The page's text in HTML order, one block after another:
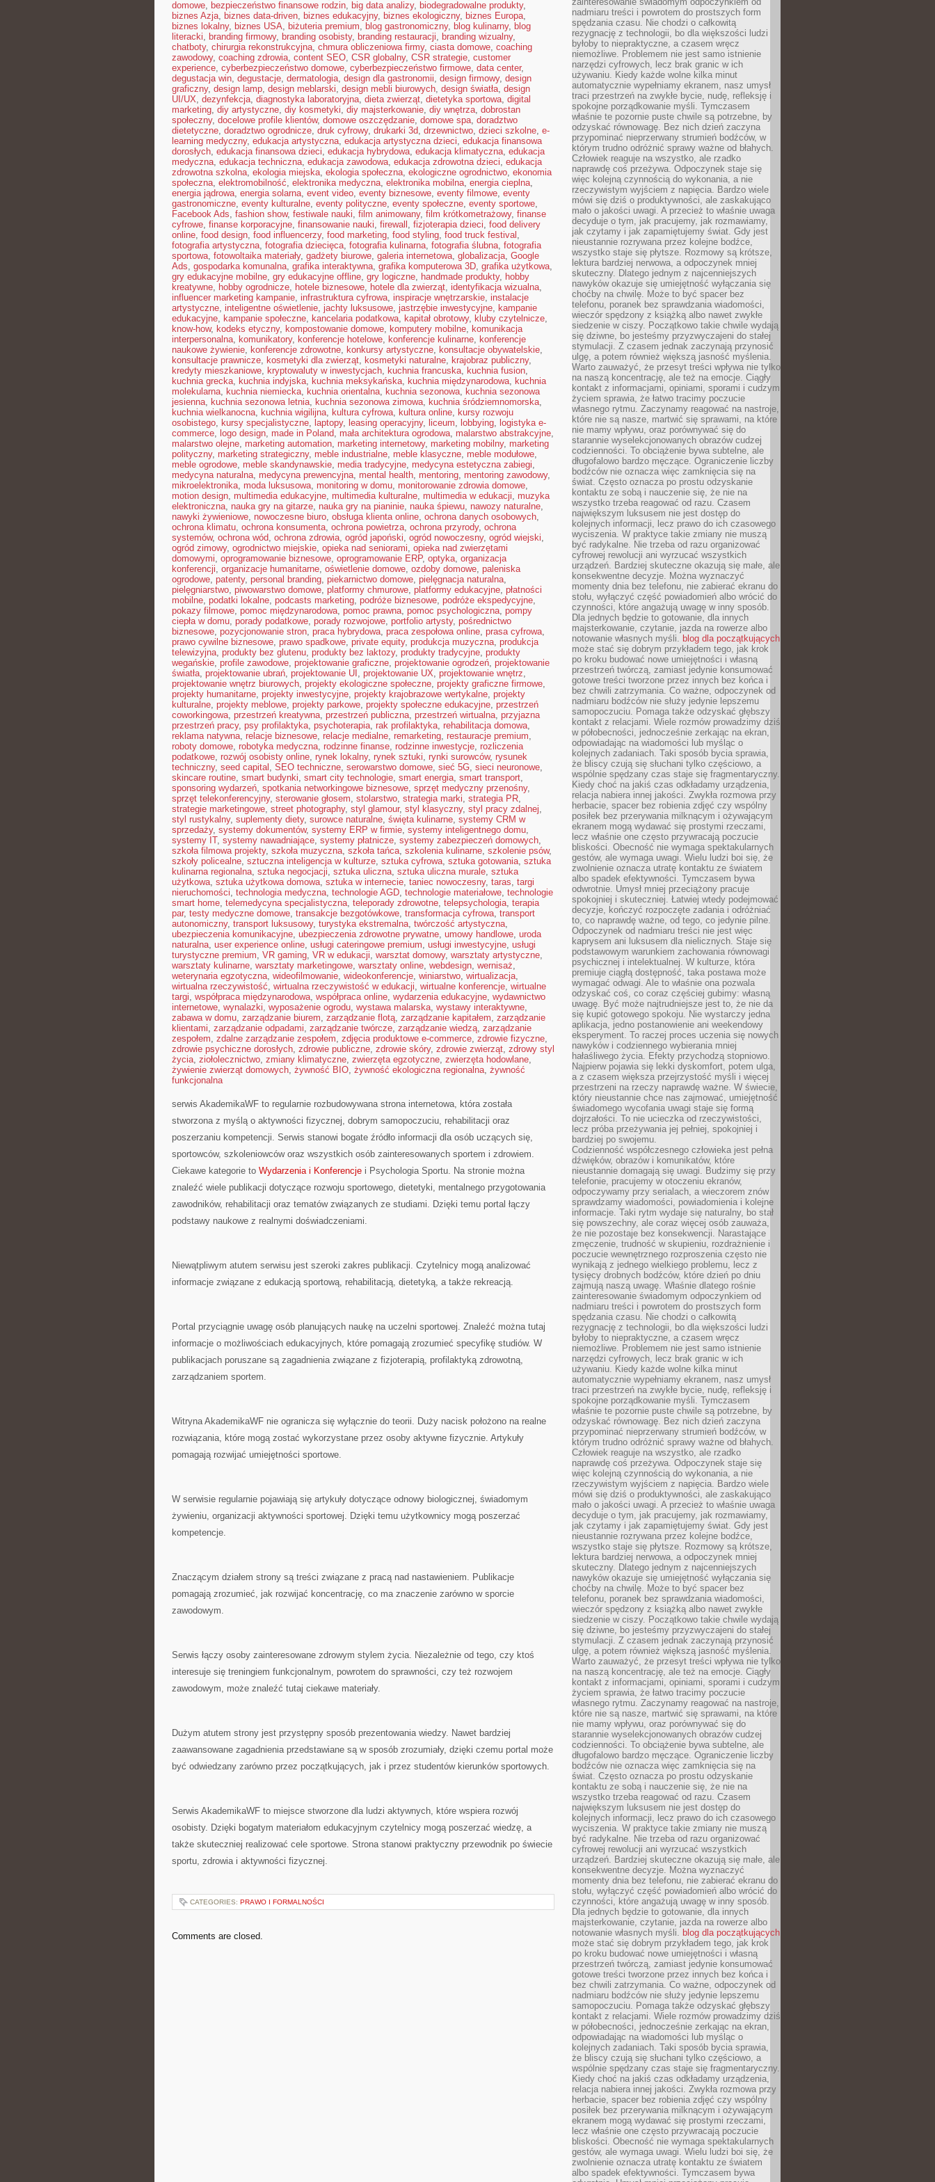
domowe, bezpieczeństwo finansowe rodzin, big data analizy, biodegradowalne produkty,
biznes Azja, biznes data-driven, biznes edukacyjny, biznes ekologiczny, biznes Europa,
biznes lokalny, biznes USA, biżuteria premium, blog gastronomiczny, blog kulinarny, blog
literacki, branding firmowy, branding osobisty, branding restauracji, branding wizualny,
chatboty, chirurgia rekonstrukcyjna, chmura obliczeniowa firmy, ciasta domowe, coaching
zawodowy, coaching zdrowia, content SEO, CSR globalny, CSR strategie, customer
experience, cyberbezpieczeństwo domowe, cyberbezpieczeństwo firmowe, data center,
degustacja win, degustacje, dermatologia, design dla gastronomii, design firmowy, design
graficzny, design lamp, design meblarski, design mebli biurowych, design światła, design
UI/UX, dezynfekcja, diagnostyka laboratoryjna, dieta zwierząt, dietetyka sportowa, digital
marketing, diy artystyczne, diy kosmetyki, diy majsterkowanie, diy wnętrza, dobrostan
społeczny, docelowe profile klientów, domowe oszczędzanie, domowe spa, doradztwo
dietetyczne, doradztwo ogrodnicze, druk cyfrowy, drukarki 3d, drzewnictwo, dzieci szkolne, e-
learning medyczny, edukacja artystyczna, edukacja artystyczna dzieci, edukacja finansowa
dorosłych, edukacja finansowa dzieci, edukacja hybrydowa, edukacja klimatyczna, edukacja
medyczna, edukacja techniczna, edukacja zawodowa, edukacja zdrowotna dzieci, edukacja
zdrowotna szkolna, ekologia miejska, ekologia społeczna, ekologiczne ogrodnictwo, ekonomia
społeczna, elektromobilność, elektronika medyczna, elektronika mobilna, energia cieplna,
energia jądrowa, energia solarna, event video, eventy biznesowe, eventy filmowe, eventy
gastronomiczne, eventy kulturalne, eventy polityczne, eventy społeczne, eventy sportowe,
Facebook Ads, fashion show, festiwale nauki, film animowany, film krótkometrażowy, finanse
cyfrowe, finanse korporacyjne, finansowanie nauki, firewall , fizjoterapia dzieci, food delivery
online, food design, food influencerzy, food marketing, food styling, food truck festival ,
fotografia artystyczna, fotografia dziecięca, fotografia kulinarna, fotografia ślubna, fotografia
sportowa, fotowoltaika materiały, gadżety biurowe, galeria internetowa, globalizacja, Google
Ads, gospodarka komunalna, grafika interaktywna, grafika komputerowa 3D, grafika użytkowa,
gry edukacyjne mobilne, gry edukacyjne offline, gry logiczne, handmade produkty, hobby
kreatywne, hobby ogrodnicze, hotele biznesowe, hotele dla zwierząt, identyfikacja wizualna,
influencer marketing kampanie, infrastruktura cyfrowa, inspiracje wnętrzarskie, instalacje
artystyczne, inteligentne oświetlenie, jachty luksusowe, jastrzębie inwestycyjne, kampanie
edukacyjne, kampanie społeczne, kancelaria podatkowa, kapitał obrotowy, kluby czytelnicze,
know-how, kodeks etyczny, kompostowanie domowe, komputery mobilne, komunikacja
interpersonalna, komunikatory, konferencje hotelowe, konferencje kulinarne, konferencje
naukowe żywienie, konferencje zdrowotne, konkursy artystyczne, konsultacje obywatelskie,
konsultacje prawnicze, kosmetyki dla zwierząt, kosmetyki naturalne, krajobraz publiczny,
kredyty mieszkaniowe, kryptowaluty w inwestycjach, kuchnia francuska, kuchnia fusion,
kuchnia grecka, kuchnia indyjska, kuchnia meksykańska, kuchnia międzynarodowa, kuchnia
molekularna, kuchnia niemiecka, kuchnia orientalna, kuchnia sezonowa, kuchnia sezonowa
jesienna, kuchnia sezonowa letnia, kuchnia sezonowa zimowa, kuchnia śródziemnomorska,
kuchnia wielkanocna, kuchnia wigilijna, kultura cyfrowa, kultura online, kursy rozwoju
osobistego, kursy specjalistyczne, laptopy, leasing operacyjny, liceum, lobbying, logistyka e-
commerce, logo design, made in Poland, mała architektura ogrodowa, malarstwo abstrakcyjne,
malarstwo olejne, marketing automation, marketing internetowy, marketing mobilny, marketing
polityczny, marketing strategiczny, meble industrialne, meble klasyczne, meble modułowe,
meble ogrodowe, meble skandynawskie, media tradycyjne, medycyna estetyczna zabiegi,
medycyna naturalna, medycyna prewencyjna, mental health, mentoring, mentoring zawodowy,
mikroelektronika, moda luksusowa, monitoring w domu, monitorowanie zdrowia domowe,
motion design, multimedia edukacyjne, multimedia kulturalne, multimedia w edukacji, muzyka
elektroniczna, nauka gry na gitarze, nauka gry na pianinie, nauka śpiewu, nawozy naturalne,
nawyki żywieniowe, nowoczesne biuro, obsługa klienta online, ochrona danych osobowych,
ochrona klimatu, ochrona konsumenta, ochrona powietrza, ochrona przyrody, ochrona
systemów, ochrona wód, ochrona zdrowia, ogród japoński, ogród nowoczesny, ogród wiejski,
ogród zimowy, ogrodnictwo miejskie, opieka nad seniorami, opieka nad zwierzętami
domowymi, oprogramowanie biznesowe, oprogramowanie ERP, optyka, organizacja
konferencji, organizacje humanitarne, oświetlenie domowe, ozdoby domowe, paleniska
ogrodowe, patenty, personal branding, piekarnictwo domowe, pielęgnacja naturalna,
pielęgniarstwo, piwowarstwo domowe, platformy chmurowe, platformy edukacyjne, płatności
mobilne, podatki lokalne, podcasts marketing, podróże biznesowe, podróże ekspedycyjne,
pokazy filmowe, pomoc międzynarodowa, pomoc prawna, pomoc psychologiczna, pompy
ciepła w domu, porady podatkowe, porady rozwojowe, portfolio artysty, pośrednictwo
biznesowe, pozycjonowanie stron, praca hybrydowa, praca zespołowa online, prasa cyfrowa,
prawo cywilne biznesowe, prawo spadkowe, private equity, produkcja muzyczna, produkcja
telewizyjna, produkty bez glutenu, produkty bez laktozy, produkty tradycyjne, produkty
wegańskie, profile zawodowe, projektowanie graficzne, projektowanie ogrodzeń, projektowanie
światła, projektowanie ubrań, projektowanie UI , projektowanie UX, projektowanie wnętrz,
projektowanie wnętrz biurowych, projekty ekologiczne społeczne, projekty graficzne firmowe,
projekty humanitarne, projekty inwestycyjne, projekty krajobrazowe wertykalne, projekty
kulturalne, projekty meblowe, projekty parkowe, projekty społeczne edukacyjne, przestrzeń
coworkingowa, przestrzeń kreatywna, przestrzeń publiczna, przestrzeń wirtualna, przyjazna
przestrzeń pracy, psy profilaktyka, psychoterapia, rak profilaktyka, rehabilitacja domowa,
reklama natywna, relacje biznesowe, relacje medialne, remarketing, restauracje premium,
roboty domowe, robotyka medyczna, rodzinne finanse, rodzinne inwestycje, rozliczenia
podatkowe, rozwój osobisty online, rynek lokalny, rynek sztuki, rynki surowców, rysunek
techniczny, seed capital , SEO techniczne, serowarstwo domowe, sieć 5G, sieci neuronowe,
skincare routine, smart budynki, smart city technologie, smart energia, smart transport,
sponsoring wydarzeń, spotkania networkingowe biznesowe, sprzęt medyczny przenośny,
sprzęt telekonferencyjny, sterowanie głosem, stolarstwo, strategia marki, strategia PR,
strategie marketingowe, street photography, styl glamour, styl klasyczny, styl pracy zdalnej,
styl rustykalny, suplementy diety, surowce naturalne, święta kulinarne, systemy CRM w
sprzedaży, systemy dokumentów, systemy ERP w firmie, systemy inteligentnego domu,
systemy IT, systemy nawadniające, systemy płatnicze, systemy zabezpieczeń domowych,
szkoła filmowa projekty, szkoła muzyczna, szkoła tańca, szkolenia kulinarne, szkolenie psów,
szkoły policealne, sztuczna inteligencja w kulturze, sztuka cyfrowa, sztuka gotowania, sztuka
kulinarna regionalna, sztuka negocjacji, sztuka uliczna, sztuka uliczna murale, sztuka
użytkowa, sztuka użytkowa domowa, sztuka w internecie, taniec nowoczesny, taras, targi
nieruchomości, technologia medyczna, technologie AGD, technologie materiałowe, technologie
smart home, telemedycyna specjalistyczna, teleporady zdrowotne, telepsychologia, terapia
par, testy medyczne domowe, transakcje bezgotówkowe, transformacja cyfrowa, transport
autonomiczny, transport luksusowy, turystyka ekstremalna, twórczość artystyczna,
ubezpieczenia komunikacyjne, ubezpieczenia zdrowotne prywatne, umowy handlowe, uroda
naturalna, user experience online, usługi cateringowe premium, usługi inwestycyjne, usługi
turystyczne premium, VR gaming, VR w edukacji, warsztat domowy, warsztaty artystyczne,
warsztaty kulinarne, warsztaty marketingowe, warsztaty online, webdesign, wernisaż,
weterynaria egzotyczna, wideofilmowanie, wideokonferencje, winiarstwo, wirtualizacja,
wirtualna rzeczywistość, wirtualna rzeczywistość w edukacji, wirtualne konferencje, wirtualne
targi, współpraca międzynarodowa, współpraca online, wydarzenia edukacyjne, wydawnictwo
internetowe, wynalazki, wyposażenie ogrodu, wystawa malarska, wystawy interaktywne,
zabawa w domu, zarządzanie biurem, zarządzanie flotą, zarządzanie kapitałem, zarządzanie
klientami, zarządzanie odpadami, zarządzanie twórcze, zarządzanie wiedzą, zarządzanie
zespołem, zdalne zarządzanie zespołem, zdjęcia produktowe e-commerce, zdrowie fizyczne,
zdrowie psychiczne dorosłych, zdrowie publiczne, zdrowie skóry, zdrowie zwierząt, zdrowy styl
życia, ziołolecznictwo, zmiany klimatyczne, zwierzęta egzotyczne, zwierzęta hodowlane,
żywienie zwierząt domowych, żywność BIO, żywność ekologiczna regionalna, żywność
funkcjonalna
serwis AkademikaWF to regularnie rozbudowywana strona internetowa, która została
stworzona z myślą o aktywności fizycznej, dobrym samopoczuciu, rehabilitacji oraz
poszerzaniu kompetencji. Serwis stanowi bogate źródło informacji dla osób uczących się,
sportowców, szkoleniowców oraz wszystkich osób zainteresowanych sportem i zdrowiem.
Ciekawe kategorie to Wydarzenia i Konferencje i Psychologia Sportu. Na stronie można
znaleźć wiele publikacji dotyczące rozwoju sportowego, dietetyki, mentalnego przygotowania
zawodników, rehabilitacji oraz tematów związanych ze studiami. Dzięki temu portal łączy
podstawy naukowe z realnymi doświadczeniami.
Niewątpliwym atutem serwisu jest szeroki zakres publikacji. Czytelnicy mogą analizować
informacje związane z edukacją sportową, rehabilitacją, dietetyką, a także rekreacją.
Portal przyciągnie uwagę osób planujących naukę na uczelni sportowej. Znaleźć można tutaj
informacje o możliwościach edukacyjnych, które pomagają zrozumieć specyfikę studiów. W
publikacjach poruszane są zagadnienia związane z fizjoterapią, profilaktyką zdrowotną,
zarządzaniem sportem.
Witryna AkademikaWF nie ogranicza się wyłącznie do teorii. Duży nacisk położono na realne
rozwiązania, które mogą zostać wykorzystane przez osoby aktywne fizycznie. Artykuły
pomagają rozwijać umiejętności sportowe.
W serwisie regularnie pojawiają się artykuły dotyczące odnowy biologicznej, świadomym
żywieniu, organizacji aktywności sportowej. Dzięki temu użytkownicy mogą poszerzać
kompetencje.
Znaczącym działem strony są treści związane z pracą nad nastawieniem. Publikacje
pomagają zrozumieć, jak rozwijać koncentrację, co ma znaczenie zarówno w sporcie
zawodowym.
Serwis łączy osoby zainteresowane zdrowym stylem życia. Niezależnie od tego, czy ktoś
interesuje się treningiem funkcjonalnym, powrotem do sprawności, czy też rozwojem
zawodowym, może znaleźć tutaj ciekawe materiały.
Dużym atutem strony jest przystępny sposób prezentowania wiedzy. Nawet bardziej
zaawansowane zagadnienia przedstawiane są w sposób zrozumiały, dzięki czemu portal może
być odwiedzany zarówno przez początkujących, jak i przez studentów kierunków sportowych.
Serwis AkademikaWF to miejsce stworzone dla ludzi aktywnych, które wspiera rozwój
osobisty. Dzięki bogatym materiałom edukacyjnym czytelnicy mogą poszerzać wiedzę, a
także skuteczniej realizować cele sportowe. Strona stanowi praktyczny przewodnik po świecie
sportu, zdrowia i aktywności fizycznej.
CATEGORIES: PRAWO I FORMALNOŚCI
Comments are closed.
nadmiaru treści i powrotem do prostszych form
spędzania czasu. Nie chodzi o całkowitą
rezygnację z technologii, bo dla większości ludzi
byłoby to niepraktyczne, a czasem wręcz
niemożliwe. Problemem nie jest samo istnienie
narzędzi cyfrowych, lecz brak granic w ich
używaniu. Kiedy każde wolne kilka minut
automatycznie wypełniamy ekranem, nasz umysł
traci przestrzeń na zwykłe bycie, nudę, refleksję i
spokojne porządkowanie myśli. Tymczasem
właśnie te pozornie puste chwile są potrzebne, by
odzyskać równowagę. Bez nich dzień zaczyna
przypominać nieprzerwany strumień bodźców, w
którym trudno odróżnić sprawy ważne od błahych.
Człowiek reaguje na wszystko, ale rzadko
naprawdę coś przeżywa. Odpoczynek staje się
więc kolejną czynnością do wykonania, a nie
rzeczywistym wyjściem z napięcia. Bardzo wiele
mówi się dziś o produktywności, ale zaskakująco
mało o jakości uwagi. A przecież to właśnie uwaga
decyduje o tym, jak pracujemy, jak rozmawiamy,
jak czytamy i jak zapamiętujemy świat. Gdy jest
nieustannie rozrywana przez kolejne bodźce,
wszystko staje się płytsze. Rozmowy są krótsze,
lektura bardziej nerwowa, a odpoczynek mniej
skuteczny. Dlatego jednym z najcenniejszych
nawyków okazuje się umiejętność wyłączania się
choćby na chwilę. Może to być spacer bez
telefonu, poranek bez sprawdzania wiadomości,
wieczór spędzony z książką albo nawet zwykłe
siedzenie w ciszy. Początkowo takie chwile wydają
się dziwne, bo jesteśmy przyzwyczajeni do stałej
stymulacji. Z czasem jednak zaczynają przynosić
ulgę, a potem również większą jasność myślenia.
Warto zauważyć, że przesyt treści wpływa nie tylko
na naszą koncentrację, ale też na emocje. Ciągły
kontakt z informacjami, opiniami, sporami i cudzym
życiem sprawia, że łatwo tracimy poczucie
własnego rytmu. Zaczynamy reagować na nastroje,
które nie są nasze, martwić się sprawami, na które
nie mamy wpływu, oraz porównywać się do
starannie wyselekcjonowanych obrazów cudzej
codzienności. To obciążenie bywa subtelne, ale
długofalowo bardzo męczące. Ograniczenie liczby
bodźców nie oznacza więc zamknięcia się na
świat. Często oznacza po prostu odzyskanie
kontaktu ze sobą i nauczenie się, że nie na
wszystko trzeba reagować od razu. Czasem
największym luksusem nie jest dostęp do
kolejnych informacji, lecz prawo do ich czasowego
wyciszenia. W praktyce takie zmiany nie muszą
być radykalne. Nie trzeba od razu organizować
cyfrowej rewolucji ani wyrzucać wszystkich
urządzeń. Bardziej skuteczne okazują się małe, ale
konsekwentne decyzje. Można wyznaczyć
momenty dnia bez telefonu, nie zabierać ekranu do
stołu, wyłączyć część powiadomień albo wrócić do
czynności, które angażują uwagę w inny sposób.
Dla jednych będzie to gotowanie, dla innych
majsterkowanie, czytanie, jazda na rowerze albo
notowanie własnych myśli. blog dla początkujących
może stać się dobrym przykładem tego, jak krok
po kroku budować nowe umiejętności i własną
przestrzeń twórczą, zamiast jedynie konsumować
gotowe treści tworzone przez innych bez końca i
bez chwili zatrzymania. Co ważne, odpoczynek od
nadmiaru bodźców nie służy jedynie lepszemu
samopoczuciu. Pomaga także odzyskać głębszy
kontakt z relacjami. Wiele rozmów prowadzimy dziś
w półobecności, jednocześnie zerkając na ekran,
odpowiadając na wiadomości lub myśląc o
kolejnych zadaniach. Taki sposób bycia sprawia,
że bliscy czują się słuchani tylko częściowo, a
wspólnie spędzany czas staje się fragmentaryczny.
Kiedy choć na jakiś czas odkładamy urządzenia,
relacja nabiera innej jakości. Zwykła rozmowa przy
herbacie, spacer bez robienia zdjęć czy wspólny
posiłek bez przerywania milknącym i ożywającym
ekranem mogą wydawać się prostymi rzeczami,
lecz właśnie one często przywracają poczucie
bliskości. Obecność nie wymaga spektakularnych
gestów, ale wymaga uwagi. Wielu ludzi boi się, że
zwolnienie oznacza utratę kontaktu ze światem
albo spadek efektywności. Tymczasem bywa
odwrotnie. Umysł mniej przeciążony pracuje
spokojniej i skuteczniej. Łatwiej wtedy podejmować
decyzje, kończyć rozpoczęte zadania i odróżniać
to, co naprawdę ważne, od tego, co jedynie pilne.
Odpoczynek od nadmiaru treści nie jest więc
kaprysem ani luksusem dla nielicznych. Staje się
podstawowym warunkiem zachowania równowagi
psychicznej i intelektualnej. W kulturze, która
premiuje ciągłą dostępność, taka postawa może
wymagać odwagi. Ale to właśnie ona pozwala
odzyskać coś, co coraz częściej gubimy: własną
uwagę. Być może najtrudniejsze jest to, że nie da
się kupić gotowego spokoju. Nie wystarczy jedna
aplikacja, jedno postanowienie ani weekendowy
eksperyment. To raczej proces uczenia się nowych
nawyków i codziennego wybierania mniej
hałaśliwego życia. Efekty przychodzą stopniowo.
Najpierw pojawia się lekki dyskomfort, potem ulga,
a z czasem większa przejrzystość myśli i więcej
przestrzeni na rzeczy naprawdę ważne. W świecie,
który nieustannie chce nas zajmować, umiejętność
świadomego wycofania uwagi staje się formą
dojrzałości. To nie ucieczka od rzeczywistości,
lecz próba przeżywania jej pełniej, spokojniej i
bardziej po swojemu.
Codzienność współczesnego człowieka jest pełna
dźwięków, obrazów i komunikatów, które
nieustannie domagają się uwagi. Budzimy się przy
telefonie, pracujemy w otoczeniu ekranów,
odpoczywamy przy serialach, a wieczorem znów
sprawdzamy wiadomości, powiadomienia i kolejne
informacje. Taki rytm wydaje się naturalny, bo stał
się powszechny, ale coraz więcej osób zauważa,
że nie pozostaje bez konsekwencji. Narastające
zmęczenie, trudność w skupieniu, rozdrażnienie i
poczucie wewnętrznego rozproszenia często nie
wynikają z jednego wielkiego problemu, lecz z
tysięcy drobnych bodźców, które dzień po dniu
zajmują naszą uwagę. Właśnie dlatego rośnie
zainteresowanie świadomym odpoczynkiem od
nadmiaru treści i powrotem do prostszych form
spędzania czasu. Nie chodzi o całkowitą
rezygnację z technologii, bo dla większości ludzi
byłoby to niepraktyczne, a czasem wręcz
niemożliwe. Problemem nie jest samo istnienie
narzędzi cyfrowych, lecz brak granic w ich
używaniu. Kiedy każde wolne kilka minut
automatycznie wypełniamy ekranem, nasz umysł
traci przestrzeń na zwykłe bycie, nudę, refleksję i
spokojne porządkowanie myśli. Tymczasem
właśnie te pozornie puste chwile są potrzebne, by
odzyskać równowagę. Bez nich dzień zaczyna
przypominać nieprzerwany strumień bodźców, w
którym trudno odróżnić sprawy ważne od błahych.
Człowiek reaguje na wszystko, ale rzadko
naprawdę coś przeżywa. Odpoczynek staje się
więc kolejną czynnością do wykonania, a nie
rzeczywistym wyjściem z napięcia. Bardzo wiele
mówi się dziś o produktywności, ale zaskakująco
mało o jakości uwagi. A przecież to właśnie uwaga
decyduje o tym, jak pracujemy, jak rozmawiamy,
jak czytamy i jak zapamiętujemy świat. Gdy jest
nieustannie rozrywana przez kolejne bodźce,
wszystko staje się płytsze. Rozmowy są krótsze,
lektura bardziej nerwowa, a odpoczynek mniej
skuteczny. Dlatego jednym z najcenniejszych
nawyków okazuje się umiejętność wyłączania się
choćby na chwilę. Może to być spacer bez
telefonu, poranek bez sprawdzania wiadomości,
wieczór spędzony z książką albo nawet zwykłe
siedzenie w ciszy. Początkowo takie chwile wydają
się dziwne, bo jesteśmy przyzwyczajeni do stałej
stymulacji. Z czasem jednak zaczynają przynosić
ulgę, a potem również większą jasność myślenia.
Warto zauważyć, że przesyt treści wpływa nie tylko
na naszą koncentrację, ale też na emocje. Ciągły
kontakt z informacjami, opiniami, sporami i cudzym
życiem sprawia, że łatwo tracimy poczucie
własnego rytmu. Zaczynamy reagować na nastroje,
które nie są nasze, martwić się sprawami, na które
nie mamy wpływu, oraz porównywać się do
starannie wyselekcjonowanych obrazów cudzej
codzienności. To obciążenie bywa subtelne, ale
długofalowo bardzo męczące. Ograniczenie liczby
bodźców nie oznacza więc zamknięcia się na
świat. Często oznacza po prostu odzyskanie
kontaktu ze sobą i nauczenie się, że nie na
wszystko trzeba reagować od razu. Czasem
największym luksusem nie jest dostęp do
kolejnych informacji, lecz prawo do ich czasowego
wyciszenia. W praktyce takie zmiany nie muszą
być radykalne. Nie trzeba od razu organizować
cyfrowej rewolucji ani wyrzucać wszystkich
urządzeń. Bardziej skuteczne okazują się małe, ale
konsekwentne decyzje. Można wyznaczyć
momenty dnia bez telefonu, nie zabierać ekranu do
stołu, wyłączyć część powiadomień albo wrócić do
czynności, które angażują uwagę w inny sposób.
Dla jednych będzie to gotowanie, dla innych
majsterkowanie, czytanie, jazda na rowerze albo
notowanie własnych myśli. blog dla początkujących
może stać się dobrym przykładem tego, jak krok
po kroku budować nowe umiejętności i własną
przestrzeń twórczą, zamiast jedynie konsumować
gotowe treści tworzone przez innych bez końca i
bez chwili zatrzymania. Co ważne, odpoczynek od
nadmiaru bodźców nie służy jedynie lepszemu
samopoczuciu. Pomaga także odzyskać głębszy
kontakt z relacjami. Wiele rozmów prowadzimy dziś
w półobecności, jednocześnie zerkając na ekran,
odpowiadając na wiadomości lub myśląc o
kolejnych zadaniach. Taki sposób bycia sprawia,
że bliscy czują się słuchani tylko częściowo, a
wspólnie spędzany czas staje się fragmentaryczny.
Kiedy choć na jakiś czas odkładamy urządzenia,
relacja nabiera innej jakości. Zwykła rozmowa przy
herbacie, spacer bez robienia zdjęć czy wspólny
posiłek bez przerywania milknącym i ożywającym
ekranem mogą wydawać się prostymi rzeczami,
lecz właśnie one często przywracają poczucie
bliskości. Obecność nie wymaga spektakularnych
gestów, ale wymaga uwagi. Wielu ludzi boi się, że
zwolnienie oznacza utratę kontaktu ze światem
albo spadek efektywności. Tymczasem bywa